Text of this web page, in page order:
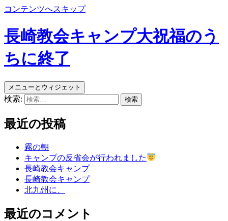
コンテンツへスキップ
長崎教会キャンプ大祝福のう
ちに終了
メニューとウィジェット
検索:
最近の投稿
霧の朝
キャンプの反省会が行われました
長崎教会キャンプ
長崎教会キャンプ
北九州に、
最近のコメント